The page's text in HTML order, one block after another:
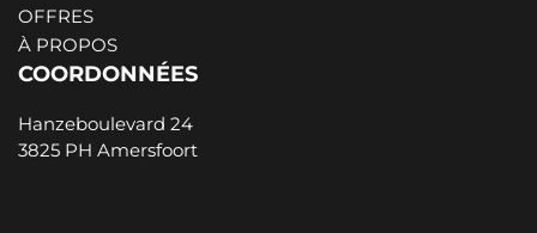
OFFRES
À PROPOS
COORDONNÉES
Hanzeboulevard 24
3825 PH Amersfoort